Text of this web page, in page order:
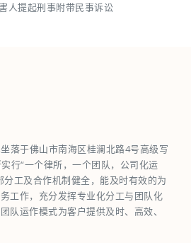
人提起刑事附带民事诉讼
落于佛山市南海区桂澜北路4号高级写
行“一个律所，一个团队，公司化运
分工及合作机制健全，能及时有效的为
工作，充分发挥专业化分工与团队化
队运作模式为客户提供及时、高效、